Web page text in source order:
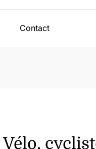
Contact
Vélo,